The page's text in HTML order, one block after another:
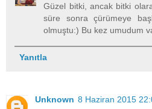
Güzel bitki, ancak bitki
süre sonra çürümeye
olmuştu:) Bu kez umudum
Yanıtla
Unknown 8 Haziran 2015